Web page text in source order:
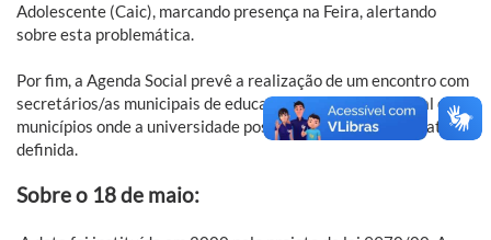
Adolescente (Caic), marcando presença na Feira, alertando
sobre esta problemática.
Por fim, a Agenda Social prevê a realização de um encontro com
secretários/as municipais de educação e assistência social dos
municípios onde a universidade possui campi, ainda sem data
definida.
Sobre o 18 de maio: